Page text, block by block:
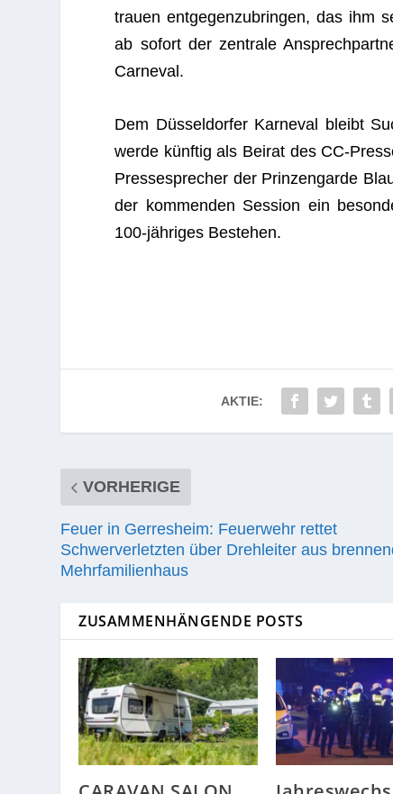
trauen ent­ge­gen­zu­brin­gen, das ihm
ab sofort der zen­trale
Carneval.
Dem Düs­sel­dor­fer Kar­ne­val bleibt
werde künf­tig als Bei­rat des CC-
Pres­se­spre­cher der Prin­zen­garde
der kom­men­den Ses­sion ein
100-jäh­ri­ges Bestehen.
AKTIE:
VORHERIGE
Feuer in Gerresheim: Feuerwehr rettet
Schwerverletzten über Drehleiter aus
Mehrfamilienhaus
ZUSAMMENHÄNGENDE POSTS